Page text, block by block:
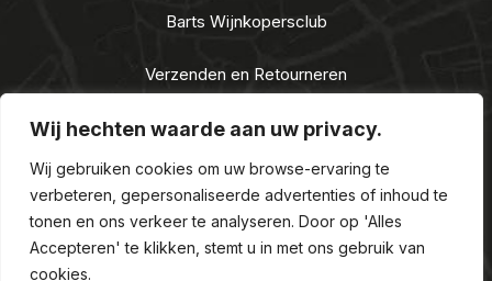
Wij hechten waarde aan uw privacy.
Wij gebruiken cookies om uw browse-ervaring te
verbeteren, gepersonaliseerde advertenties of inhoud te
tonen en ons verkeer te analyseren. Door op 'Alles
Accepteren' te klikken, stemt u in met ons gebruik van
cookies.
Barts Wijnkopersclub
Verzenden en Retourneren
Algemene voorwaarden
Privacy Statement
Nieuwe Alcoholwet 2021